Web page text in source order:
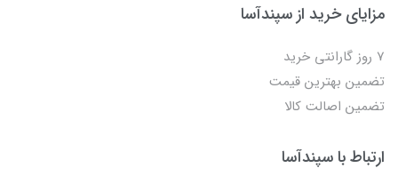
مزایای خرید از سپندآسا
7 روز گارانتی خرید
تضمین بهترین قیمت
تضمین اصالت کالا
ارتباط با سپندآسا